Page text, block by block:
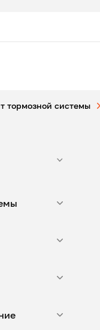
тормозной системы